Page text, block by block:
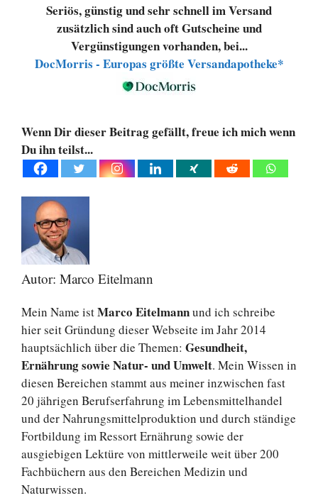
Seriös, günstig und sehr schnell im Versand
zusätzlich sind auch oft Gutscheine und
Vergünstigungen vorhanden, bei...
DocMorris - Europas größte Versandapotheke*
Wenn Dir dieser Beitrag gefällt, freue ich mich wenn
Du ihn teilst...
Autor: Marco Eitelmann
Mein Name istMarco Eitelmannund ich schreibe
hier seit Gründung dieser Webseite im Jahr 2014
hauptsächlich über die Themen: Gesundheit,
Ernährung sowie Natur- und Umwelt. Mein Wissen in
diesen Bereichen stammt aus meiner inzwischen fast
20 jährigen Berufserfahrung im Lebensmittelhandel
und der Nahrungsmittelproduktion und durch ständige
Fortbildung im Ressort Ernährung sowie der
ausgiebigen Lektüre von mittlerweile weit über 200
Fachbüchern aus den Bereichen Medizin und
Naturwissen.